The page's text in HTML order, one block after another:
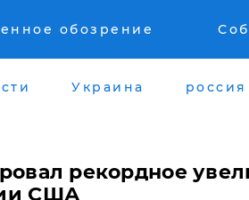
обозрение
Украина россия
рекордное
США